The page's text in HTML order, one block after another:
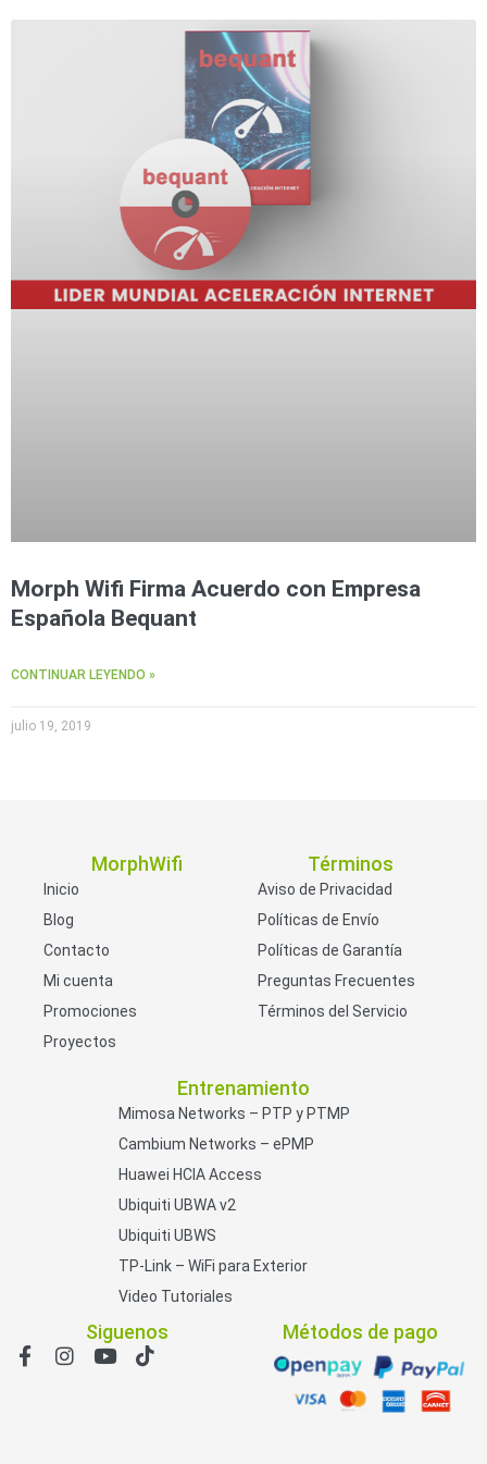
Morph Wifi Firma Acuerdo con Empresa
Española Bequant
CONTINUAR LEYENDO »
julio 19, 2019
MorphWifi
Inicio
Blog
Contacto
Mi cuenta
Promociones
Proyectos
Términos
Aviso de Privacidad
Políticas de Envío
Políticas de Garantía
Preguntas Frecuentes
Términos del Servicio
Entrenamiento
Mimosa Networks – PTP y PTMP
Cambium Networks – ePMP
Huawei HCIA Access
Ubiquiti UBWA v2
Ubiquiti UBWS
TP-Link – WiFi para Exterior
Video Tutoriales
Siguenos Métodos de pago